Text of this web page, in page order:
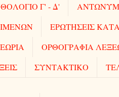
Γ' - Δ'
ΕΡΩΤΗΣΕΙΣ
ΟΡΘΟΓΡΑΦΙΑ
ΣΥΝΤΑΚΤΙΚΟ